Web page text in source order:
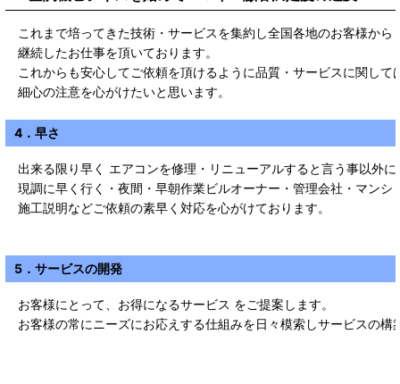
これまで培ってきた技術・サービスを集約し全国各地のお客様から
継続したお仕事を頂いております。
これからも安心してご依頼を頂けるように品質・サービスに関して
細心の注意を心がけたいと思います。
4．早さ
出来る限り早く エアコンを修理・リニューアルすると言う事以外に
現調に早く行く・夜間・早朝作業ビルオーナー・管理会社・マンシ
施工説明などご依頼の素早く対応を心がけております。
5．サービスの開発
お客様にとって、お得になるサービス をご提案します。
お客様の常にニーズにお応えする仕組みを日々模索しサービスの構